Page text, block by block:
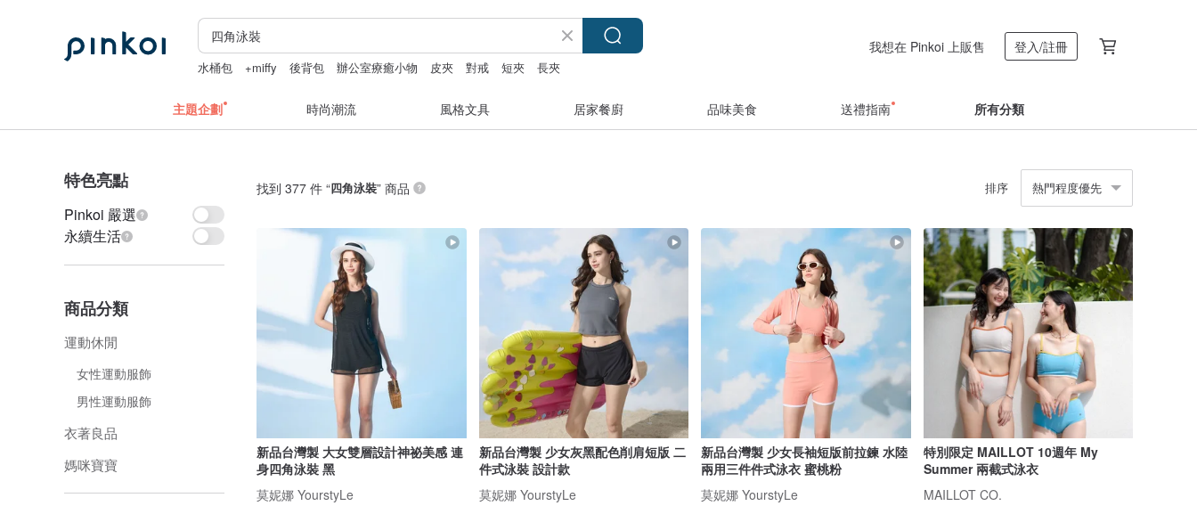
水桶包 +miffy 後背包 辦公室療癒小物 皮夾 對戒 短夾 長夾
我想在 Pinkoi 上販售 登入/註冊
主題企劃 時尚潮流 風格文具 居家餐廚 品味美食 送禮指南 所有分類
特色亮點
Pinkoi 嚴選
永續生活
商品分類
運動休閒
女性運動服飾
男性運動服飾
衣著良品
媽咪寶寶
找到 377 件 “四角泳裝” 商品 排序 熱門程度優先
新品台灣製 大女雙層設計神祕美感 連
身四角泳裝 黑
莫妮娜 YourstyLe
新品台灣製 少女灰黑配色削肩短版 二
件式泳裝 設計款
莫妮娜 YourstyLe
新品台灣製 少女長袖短版前拉鍊 水陸
兩用三件件式泳衣 蜜桃粉
莫妮娜 YourstyLe
特別限定 MAILLOT 10週年 My
Summer 兩截式泳衣
MAILLOT CO.